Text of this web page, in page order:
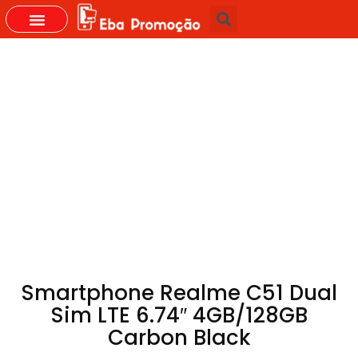
Smartphone Realme C51 Dual
Sim LTE 6.74″ 4GB/128GB
Carbon Black